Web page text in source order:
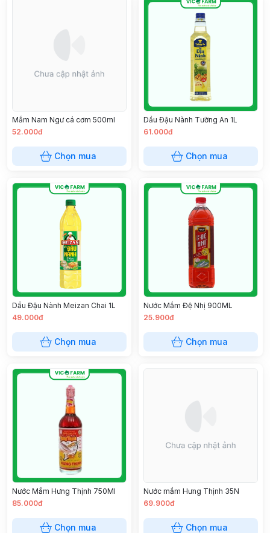
Mắm Nam Ngư cá cơm 500ml
52.000đ
Chọn mua
Dầu Đậu Nành Tường An 1L
61.000đ
Chọn mua
Dầu Đậu Nành Meizan Chai 1L
49.000đ
Chọn mua
Nước Mắm Đệ Nhị 900ML
25.900đ
Chọn mua
Nước Mắm Hưng Thịnh 750Ml
85.000đ
Chọn mua
Nước mắm Hưng Thịnh 35N
69.900đ
Chọn mua